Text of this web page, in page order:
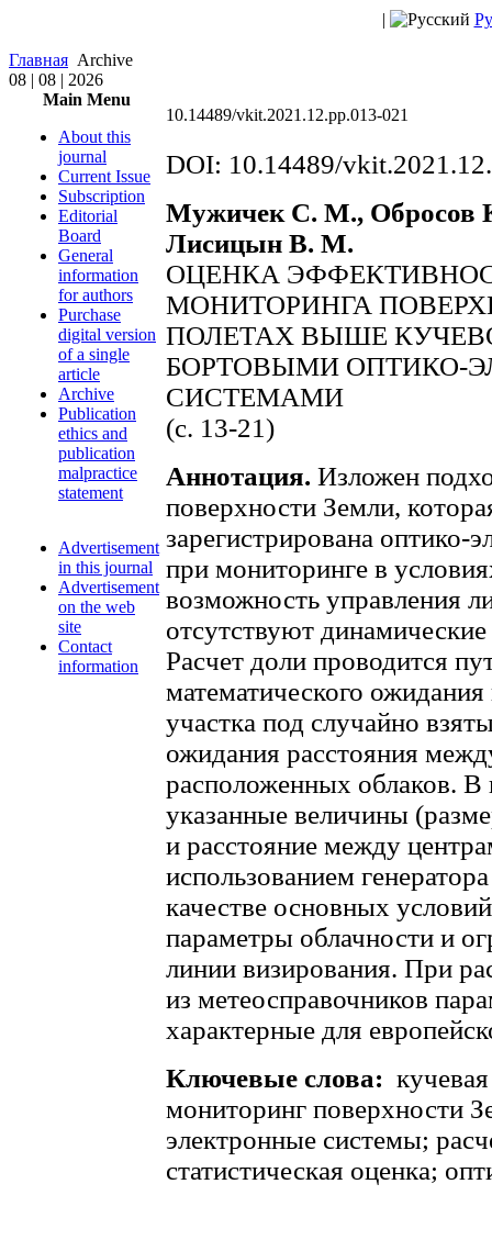
|
Главная Archive
08 | 08 | 2026
Main Menu
About this
journal
Current Issue
Subscription
Editorial
Board
General
information
for authors
Purchase
digital version
of a single
article
Archive
Publication
ethics and
publication
malpractice
statement
Advertisement
in this journal
Advertisement
on the web
site
Contact
information
10.14489/vkit.2021.12.pp.013-021
DOI: 10.14489/
Мужичек С. М., Обросов
Лисицын В. М.
ОЦЕНКА
МОНИТОРИНГА
ПОЛЕТАХ ВЫШЕ
БОРТОВЫМИ ОПТИКО-
СИСТЕМАМИ
(с. 13-21)
Аннотация. Изложен
поверхности Земли,
зарегистрирована
при мониторинге в
возможность управления
отсутствуют
Расчет доли проводится
математического
участка под случайно
ожидания расстояния
расположенных облаков.
указанные величины
и расстояние между
использованием
качестве основных
параметры облачности и
линии визирования. При
из метеосправочников
характерные для
Ключевые слова:
мониторинг поверхности
электронные системы;
статистическая оценка;